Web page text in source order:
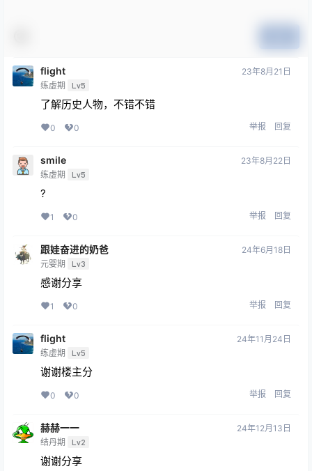
flight
练虚期 Lv5
23年8月21日
了解历史人物，不错不错
0 0 举报 回复
smile
练虚期 Lv5
23年8月22日
?
1 0 举报 回复
跟娃奋进的奶爸
元婴期 Lv3
24年6月18日
感谢分享
1 0 举报 回复
flight
练虚期 Lv5
24年11月24日
谢谢楼主分
0 0 举报 回复
赫赫一一
结丹期 Lv2
24年12月13日
谢谢分享